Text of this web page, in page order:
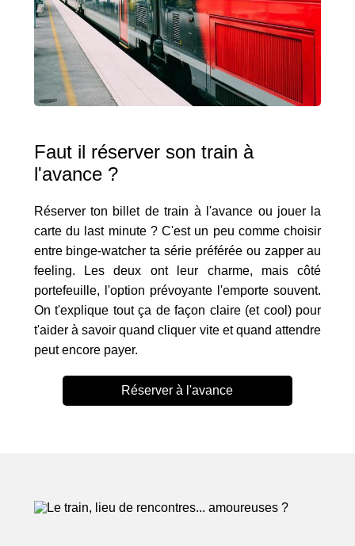
Faut il réserver son train à
l'avance ?
Réserver ton billet de train à l'avance ou jouer la
carte du last minute ? C'est un peu comme choisir
entre binge-watcher ta série préférée ou zapper au
feeling. Les deux ont leur charme, mais côté
portefeuille, l'option prévoyante l'emporte souvent.
On t'explique tout ça de façon claire (et cool) pour
t'aider à savoir quand cliquer vite et quand attendre
peut encore payer.
Réserver à l'avance